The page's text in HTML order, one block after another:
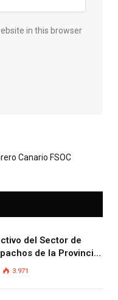
in this browser
del Sector de
de la Provincia
3.971